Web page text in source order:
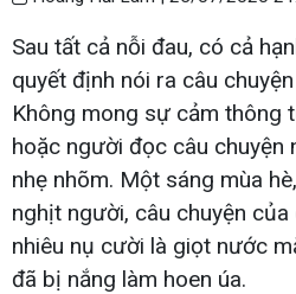
Sau tất cả nỗi đau, có cả
quyết định nói ra câu
Không mong sự cảm thông
hoặc người đọc câu chuyện
nhẹ nhõm. Một sáng mùa
nghịt người, câu chuyện
nhiêu nụ cười là giọt nước
đã bị nắng làm hoen úa.